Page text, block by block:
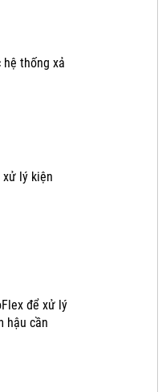
thống xả
xử lý kiện
để xử lý
hậu cần